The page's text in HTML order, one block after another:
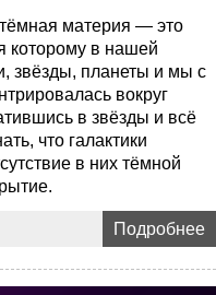
материя — это
которому в нашей
звёзды, планеты и мы с
вокруг
в звёзды и всё
что галактики
в них тёмной
Подробнее